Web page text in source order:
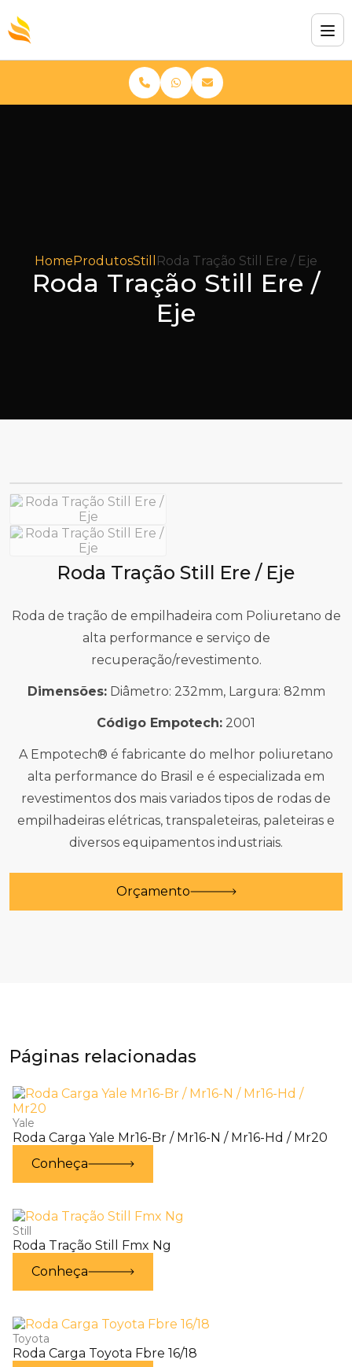
HomeProdutosStill Roda Tração Still Ere / Eje
Roda Tração Still Ere /
Eje
Roda Tração Still Ere / Eje
Roda de tração de empilhadeira com Poliuretano de
alta performance e serviço de
recuperação/revestimento.
Dimensões:Diâmetro: 232mm, Largura: 82mm
Código Empotech: 2001
A Empotech® é fabricante do melhor poliuretano
alta performance do Brasil e é especializada em
revestimentos dos mais variados tipos de rodas de
empilhadeiras elétricas, transpaleteiras, paleteiras e
diversos equipamentos industriais.
Orçamento
Páginas relacionadas
Yale
Roda Carga Yale Mr16-Br / Mr16-N / Mr16-Hd / Mr20
Conheça
Still
Roda Tração Still Fmx Ng
Conheça
Toyota
Roda Carga Toyota Fbre 16/18